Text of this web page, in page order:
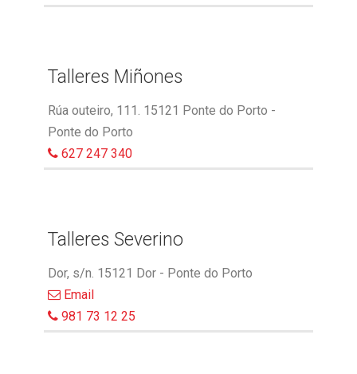
Talleres Miñones
Rúa outeiro, 111. 15121 Ponte do Porto -
Ponte do Porto
627 247 340
Talleres Severino
Dor, s/n. 15121 Dor - Ponte do Porto
Email
981 73 12 25